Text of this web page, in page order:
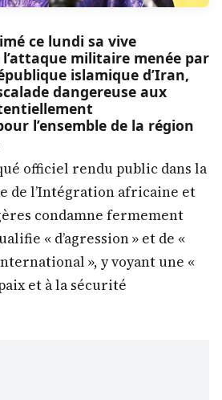
ce lundi sa vive
militaire menée par
islamique d’Iran,
dangereuse aux
l’ensemble de la région
officiel rendu public dans la
de l’Intégration africaine et
condamne fermement
« d’agression » et de «
», y voyant une «
et à la sécurité